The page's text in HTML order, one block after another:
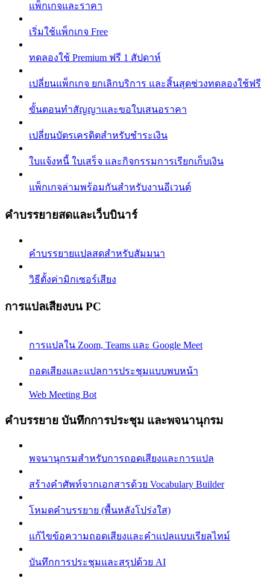
แพ็กเกจและราคา
เริ่มใช้แพ็กเกจ Free
ทดลองใช้ Premium ฟรี 1 สัปดาห์
เปลี่ยนแพ็กเกจ ยกเลิกบริการ และสิ้นสุดช่วงทดลองใช้ฟรี
ขั้นตอนทำสัญญาและขอใบเสนอราคา
เปลี่ยนบัตรเครดิตสำหรับชำระเงิน
ใบแจ้งหนี้ ใบเสร็จ และกิจกรรมการเรียกเก็บเงิน
แพ็กเกจล่ามพร้อมกันสำหรับงานอีเวนต์
คำบรรยายสดและเว็บบินาร์
คำบรรยายแปลสดสำหรับสัมมนา
วิธีตั้งค่ามิกเซอร์เสียง
การแปลเสียงบน PC
การแปลใน Zoom, Teams และ Google Meet
ถอดเสียงและแปลการประชุมแบบพบหน้า
Web Meeting Bot
คำบรรยาย บันทึกการประชุม และพจนานุกรม
พจนานุกรมสำหรับการถอดเสียงและการแปล
สร้างคำศัพท์จากเอกสารด้วย Vocabulary Builder
โหมดคำบรรยาย (พื้นหลังโปร่งใส)
แก้ไขข้อความถอดเสียงและคำแปลแบบเรียลไทม์
บันทึกการประชุมและสรุปด้วย AI